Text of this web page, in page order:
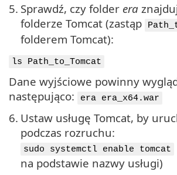
5. Sprawdź, czy folder era
folderze Tomcat (zastąp
folderem Tomcat):
ls Path_to_Tomcat
Dane wyjściowe powinny
następująco:
era era_x64.war
6. Ustaw usługę Tomcat, by
podczas rozruchu:
sudo systemctl enable tomcat
na podstawie nazwy usługi)